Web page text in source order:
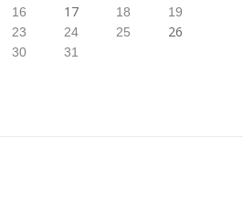
16 17 18
19
23 24 25 26
30 31